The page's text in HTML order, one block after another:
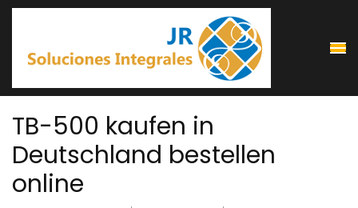
Saltar
contenido
tecla
Intro)
TB-500 kaufen in
Deutschland bestellen
online